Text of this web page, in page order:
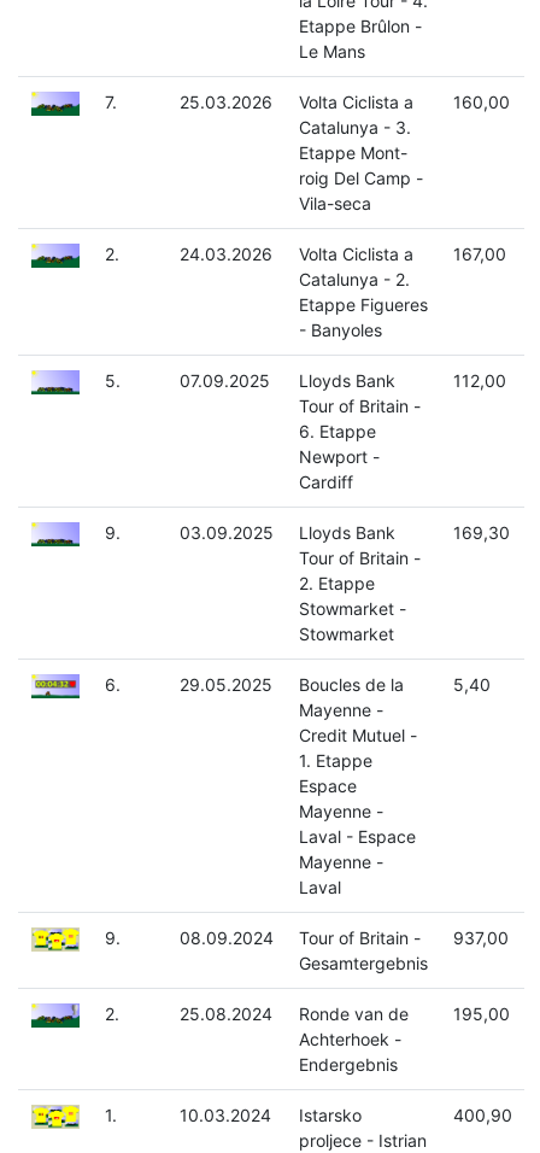
Etappe Brûlon -
Le Mans
7. 25.03.2026
Volta Ciclista a
Catalunya - 3.
Etappe Mont-
roig Del Camp -
Vila-seca
160,00
2. 24.03.2026
Volta Ciclista a
Catalunya - 2.
Etappe Figueres
- Banyoles
167,00
5. 07.09.2025
Lloyds Bank
Tour of Britain -
6. Etappe
Newport -
Cardiff
112,00
9. 03.09.2025
Lloyds Bank
Tour of Britain -
2. Etappe
Stowmarket -
Stowmarket
169,30
6. 29.05.2025
Boucles de la
Mayenne -
Credit Mutuel -
1. Etappe
Espace
Mayenne -
Laval - Espace
Mayenne -
Laval
5,40
9. 08.09.2024
Tour of Britain -
Gesamtergebnis
937,00
2. 25.08.2024
Ronde van de
Achterhoek -
Endergebnis
195,00
1. 10.03.2024
Istarsko
proljece - Istrian
400,90